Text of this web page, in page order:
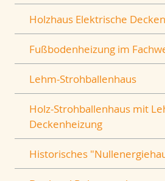
Holzhaus Elektrische
Fußbodenheizung im
Lehm-Strohballenhaus
Holz-Strohballenhaus mit
Deckenheizung
Historisches